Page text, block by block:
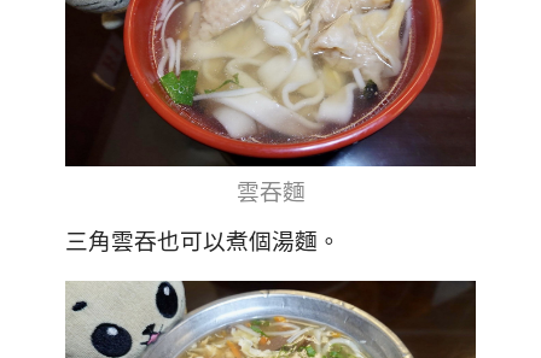
雲吞麵
三角雲吞也可以煮個湯麵。